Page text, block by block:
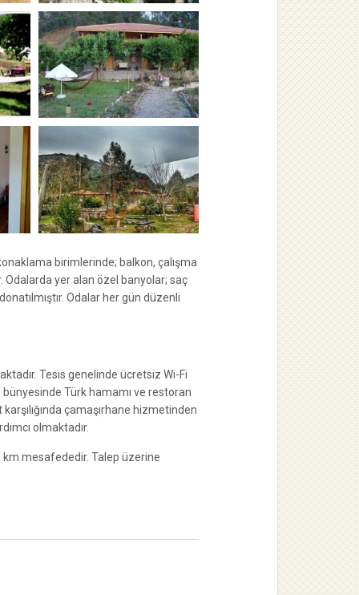
birimlerinde; balkon, çalışma
Odalarda yer alan özel banyolar; saç
Odalar her gün düzenli
Tesis genelinde ücretsiz Wi-Fi
Türk hamamı ve restoran
çamaşırhane hizmetinden
olmaktadır.
km mesafededir. Talep üzerine